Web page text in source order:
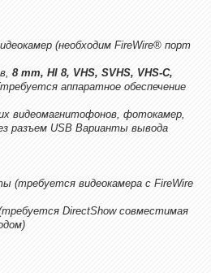
(необходим FireWire® порт
8 mm, HI 8, VHS, SVHS, VHS-C,
аппаратное обеспечение
видеомагнитофонов, фотокамер,
разъем USB Варианты вывода
(требуется видеокамера с FireWire
DirectShow совместимая